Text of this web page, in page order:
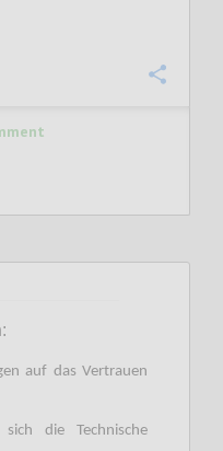
:
auf das Vertrauen
die Technische